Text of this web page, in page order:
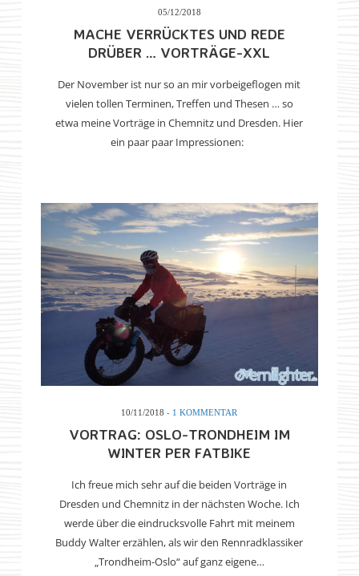
05/12/2018
MACHE VERRÜCKTES UND REDE
DRÜBER … VORTRÄGE-XXL
Der November ist nur so an mir vorbeigeflogen mit
vielen tollen Terminen, Treffen und Thesen … so
etwa meine Vorträge in Chemnitz und Dresden. Hier
ein paar paar Impressionen:
10/11/2018- 1 KOMMENTAR
VORTRAG: OSLO-TRONDHEIM IM
WINTER PER FATBIKE
Ich freue mich sehr auf die beiden Vorträge in
Dresden und Chemnitz in der nächsten Woche. Ich
werde über die eindrucksvolle Fahrt mit meinem
Buddy Walter erzählen, als wir den Rennradklassiker
„Trondheim-Oslo“ auf ganz eigene…